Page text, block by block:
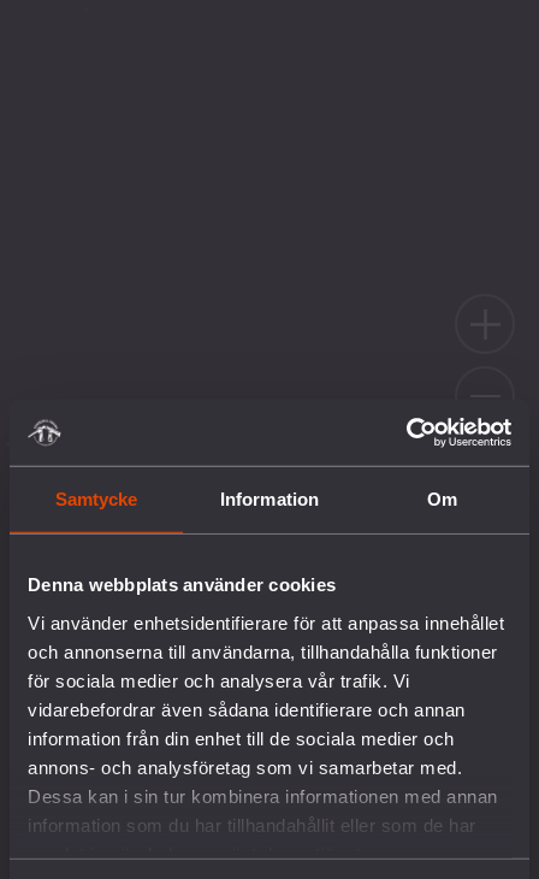
Samtycke Information Om
Denna webbplats använder cookies
Vi använder enhetsidentifierare för att anpassa innehållet
och annonserna till användarna, tillhandahålla funktioner
för sociala medier och analysera vår trafik. Vi
vidarebefordrar även sådana identifierare och annan
information från din enhet till de sociala medier och
annons- och analysföretag som vi samarbetar med.
Dessa kan i sin tur kombinera informationen med annan
information som du har tillhandahållit eller som de har
TYSKLAND
Fri
Rank: 1,66
VÄLKOMMEN TILL
VAPENKARTAN!
Vapenkartan är en kunskapsbas där du
kan se ett urval av de länder dit svensk
krigsmateriel exporterats, exporteras
eller marknadsförs.
Klicka på ett land för att läsa om landets relation
till svensk vapenexport, hur mycket svensk
krigsmateriel som har köpts, om landet är i
väpnad konflikt, vad landet har för demokratisk